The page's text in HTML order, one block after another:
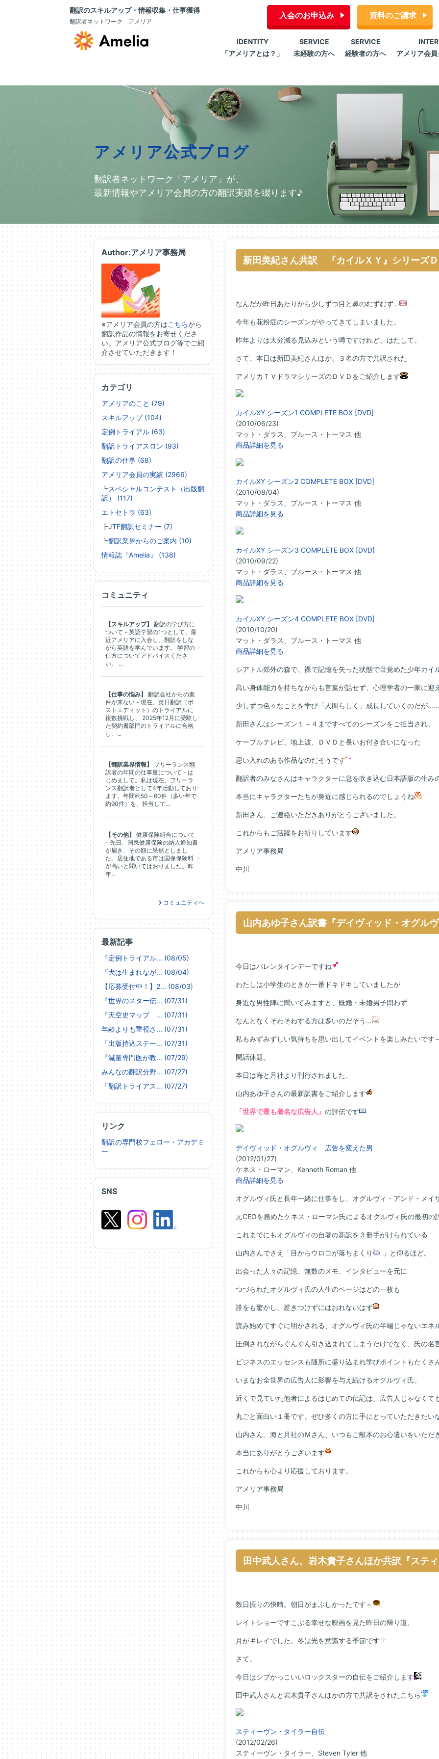
翻訳のスキルアップ・情報収集・仕事獲得
翻訳者ネットワーク アメリア
入会のお申込み 資料のご請求
IDENTITY
「アメリアとは？」
SERVICE
未経験の方へ
SERVICE
経験者の方へ
アメリア会
アメリア公式ブログ
翻訳者ネットワーク「アメリア」が、
最新情報やアメリア会員の方の翻訳実績を綴ります♪
新田美紀さん共訳 『カイルＸＹ』シリーズＤ
なんだか昨日あたりから少しずつ目と鼻のむずむず…
今年も花粉症のシーズンがやってきてしまいました。
昨年よりは大分減る見込みという噂ですけれど、はたして。
さて、本日は新田美紀さんほか、３名の方で共訳された
アメリカＴＶドラマシリーズのＤＶＤをご紹介します
カイルXY シーズン1 COMPLETE BOX [DVD]
(2010/06/23)
マット・ダラス、ブルース・トーマス 他
商品詳細を見る
カイルXY シーズン2 COMPLETE BOX [DVD]
(2010/08/04)
マット・ダラス、ブルース・トーマス 他
商品詳細を見る
カイルXY シーズン3 COMPLETE BOX [DVD]
(2010/09/22)
マット・ダラス、ブルース・トーマス 他
商品詳細を見る
カイルXY シーズン4 COMPLETE BOX [DVD]
(2010/10/20)
マット・ダラス、ブルース・トーマス 他
商品詳細を見る
シアトル郊外の森で、裸で記憶を失った状態で目覚めた少年カイル
高い身体能力を持ちながらも言葉が話せず、心理学者の一家に迎
少しずつ色々なことを学び「人間らしく」成長していくのだが……
新田さんはシーズン１～４まですべてのシーズンをご担当され、
ケーブルテレビ、地上波、ＤＶＤと長いお付き合いになった
思い入れのある作品なのだそうです
翻訳者のみなさんはキャラクターに息を吹き込む日本語版の生みの
本当にキャラクターたちが身近に感じられるのでしょうね
新田さん、ご連絡いただきありがとうございました。
これからもご活躍をお祈りしています
アメリア事務局
中川
山内あゆ子さん訳書『デイヴィッド・オグル
今日はバレンタインデーですね
わたしは小学生のときが一番ドキドキしていましたが
身近な男性陣に聞いてみますと、既婚・未婚男子問わず
なんとなくそわそわする方は多いのだそう…
私もみずみずしい気持ちを思い出してイベントを楽しみたいです
閑話休題。
本日は海と月社より刊行されました、
山内あゆ子さんの最新訳書をご紹介します
「世界で最も著名な広告人」 の評伝です
デイヴィッド・オグルヴィ 広告を変えた男
(2012/01/27)
ケネス・ローマン、Kenneth Roman 他
商品詳細を見る
オグルヴィ氏と長年一緒に仕事をし、オグルヴィ・アンド・メイ
元CEOを務めたケネス・ローマン氏によるオグルヴィ氏の最初の
これまでにもオグルヴィの自著の新訳を３冊手がけられている
山内さんでさえ「目からウロコが落ちまくり 」と仰るほど。
出会った人々の記憶、無数のメモ、インタビューを元に
つづられたオグルヴィ氏の人生のページはどの一枚も
誰をも驚かし、惹きつけずにはおれないはず
読み始めてすぐに明かされる、オグルヴィ氏の半端じゃないエネ
圧倒されながらぐんぐん引き込まれてしまうだけでなく、氏の名
ビジネスのエッセンスも随所に盛り込まれ学びポイントもたくさ
いまなお全世界の広告人に影響を与え続けるオグルヴィ氏。
近くで見ていた他者によるはじめての伝記は、広告人じゃなくて
丸ごと面白い１冊です。ぜひ多くの方に手にとっていただきたい
山内さん、海と月社のＭさん、いつもご献本のお心遣いをいただ
本当にありがとうございます
これからも心より応援しております。
アメリア事務局
中川
田中武人さん、岩木貴子さんほか共訳『ステ
数日振りの快晴。朝日がまぶしかったです～
レイトショーですこぶる幸せな映画を見た昨日の帰り道、
月がキレイでした。冬は光を意識する季節です
さて。
今日はシブかっこいいロックスターの自伝をご紹介します
田中武人さんと岩木貴子さんほかの方で共訳をされたこちら
スティーヴン・タイラー自伝
(2012/02/26)
スティーヴン・タイラー、Steven Tyler 他
Author:アメリア事務局
※アメリア会員の方はこちらから
翻訳作品の情報をお寄せくださ
い。アメリア公式ブログ等でご紹
介させていただきます！
SNS
カテゴリ
アメリアのこと (79)
スキルアップ (104)
定例トライアル (63)
翻訳トライアスロン (93)
翻訳の仕事 (68)
アメリア会員の実績 (2966)
┗スペシャルコンテスト（出版翻
訳） (117)
エトセトラ (63)
┣JTF翻訳セミナー (7)
┗翻訳業界からのご案内 (10)
情報誌『Amelia』 (138)
最新記事
『定例トライアル... (08/05)
『犬は生まれなが... (08/04)
【応募受付中！】2... (08/03)
『世界のスター伝... (07/31)
『天空史マップ ... (07/31)
年齢よりも重視さ... (07/31)
「出版持込ステー... (07/31)
『減量専門医が教... (07/29)
みんなの翻訳分野... (07/27)
「翻訳トライアス... (07/27)
リンク
翻訳の専門校フェロー・アカデミ
ー
コミュニティ
【スキルアップ】
翻訳の学び方に
ついて - 英語学習の1つとして、最
近アメリアに入会し、翻訳をしな
がら英語を学んでいます。 学習の
仕方についてアドバイスくださ
い。 ...
【仕事の悩み】
翻訳会社からの案
件が来ない - 現在、英日翻訳（ポ
ストエディット）のトライアルに
複数挑戦し、 2025年12月に受験し
た契約書部門のトライアルに合格
し、...
【翻訳業界情報】
フリーランス翻
訳者の年間の仕事量について - は
じめまして。私は現在、フリーラ
ンス翻訳者として4年活動しており
ます。年間約50～60件（多い年で
約90件）を、担当して...
【その他】
健康保険組合について
- 先日、国民健康保険の納入通知書
が届き、その額に呆然としまし
た。居住地である市は国保保険料
が高いと聞いてはおりました。昨
年...
コミュニティへ